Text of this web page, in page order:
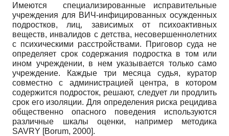
Имеются специализированные исправительные
учреждения для ВИЧ-инфицированных осужденных
подростков, лиц, зависимых от психоактивных
веществ, инвалидов с детства, несовершеннолетних
с психическими расстройствами. Приговор суда не
определяет срок содержания подростка в том или
ином учреждении, в нем указывается только само
учреждение. Каждые три месяца судья, куратор
совместно с администрацией центра, в котором
содержится подросток, решают, следует ли продлить
срок его изоляции. Для определения риска рецидива
общественно опасного поведения используются
различные шкалы оценки, например методика
SAVRY [Borum, 2000].